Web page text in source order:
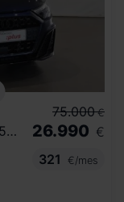
SPORTBACK ADRENALIN 30 TFSI 85KW S TRON
75.000 €
26.990 €
321
€/mes